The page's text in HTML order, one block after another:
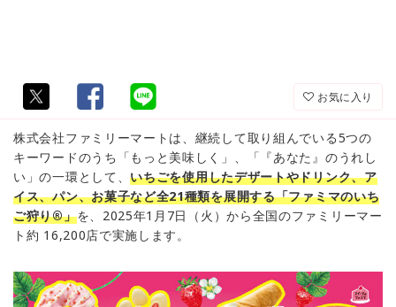
お気に入り
株式会社ファミリーマートは、継続して取り組んでいる5つの
キーワードのうち「もっと美味しく」、「『あなた』のうれし
い」の一環として、いちごを使用したデザートやドリンク、ア
イス、パン、お菓子など全21種類を展開する「ファミマのいち
ご狩り®」を、2025年1月7日（火）から全国のファミリーマー
ト約 16,200店で実施します。